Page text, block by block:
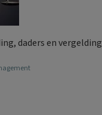
daders en vergelding